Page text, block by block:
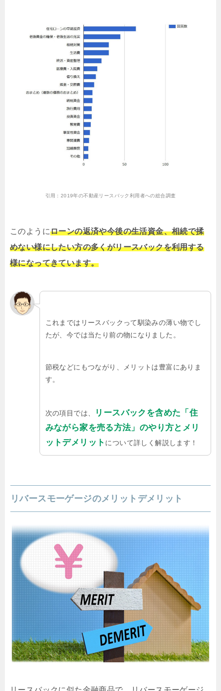
引用： 2019年の不動産リースバック利用者への総合調査
このようにローンの返済や今後の生活資金、相続で揉
めない様にしたい方の多くがリースバックを利用する
様になってきています。
これまではリースバックって馴染みの薄い物でし
たが、今では当たり前の物になりました。
節税などにもつながり、メリットは豊富にありま
す。
次の項目では、
リースバックを含めた「住
みながら家を売る方法」のやり方とメリ
ットデメリット について詳しく解説します！
リバースモーゲージのメリットデメリット